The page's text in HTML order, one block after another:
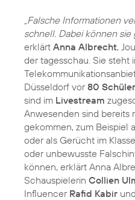
„Falsche Informationen
schnell. Dabei können
erklärt Anna Albrecht,
der tagesschau. Sie steht
Düsseldorf vor80
sind im Livestream
Anwesenden sind bereits
gekommen, zum Beispiel
oder als Gerücht im
oder unbewusste
können, erklärt Anna
Schauspielerin Collien
Influencer Rafid Kabir und